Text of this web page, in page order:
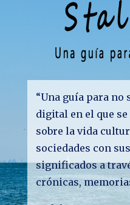
“Una guía para no
digital en el que
sobre la vida
sociedades con
significados a
crónicas,